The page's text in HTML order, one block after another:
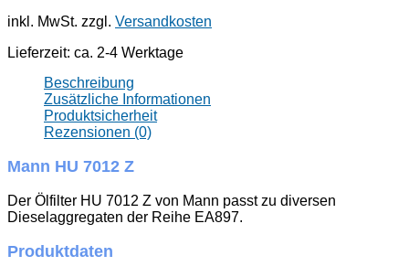
inkl. MwSt. zzgl. Versandkosten
Lieferzeit: ca. 2-4 Werktage
Beschreibung
Zusätzliche Informationen
Produktsicherheit
Rezensionen (0)
Mann HU 7012 Z
Der Ölfilter HU 7012 Z von Mann passt zu diversen
Dieselaggregaten der Reihe EA897.
Produktdaten